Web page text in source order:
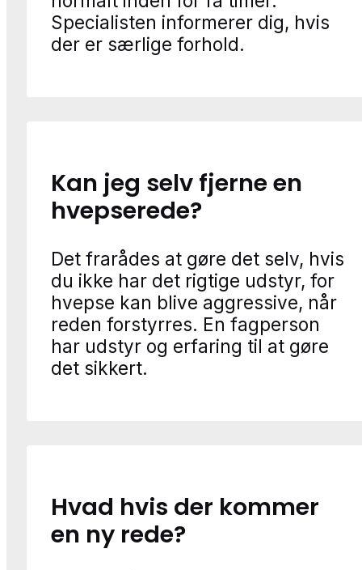
Specialisten informerer dig, hvis
der er særlige forhold.
Kan jeg selv fjerne en
hvepserede?
Det frarådes at gøre det selv, hvis
du ikke har det rigtige udstyr, for
hvepse kan blive aggressive, når
reden forstyrres. En fagperson
har udstyr og erfaring til at gøre
det sikkert.
Hvad hvis der kommer
en ny rede?